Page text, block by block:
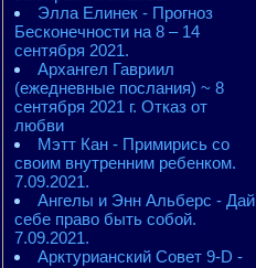
Элла Елинек - Прогноз
Бесконечности на 8 – 14
сентября 2021.
Архангел Гавриил
(ежедневные послания) ~ 8
сентября 2021 г. Отказ от
любви
Мэтт Кан - Примирись со
своим внутренним ребенком.
7.09.2021.
Ангелы и Энн Альберс - Дай
себе право быть собой.
7.09.2021.
Арктурианский Совет 9-D -